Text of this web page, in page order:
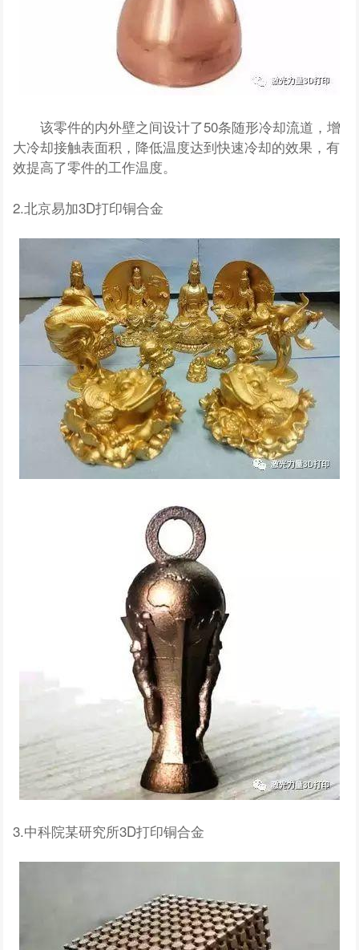
该零件的内外壁之间设计了50条随形冷却流道，增
大冷却接触表面积，降低温度达到快速冷却的效果，有
效提高了零件的工作温度。
2.北京易加3D打印铜合金
3.中科院某研究所3D打印铜合金